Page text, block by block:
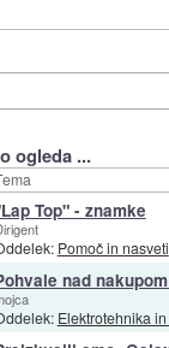
ogleda ...
Top" - znamke
Pomoč in nasveti
nad
Elektrotehnika